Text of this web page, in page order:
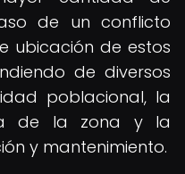
de un conflicto
ubicación de estos
de diversos
poblacional, la
de la zona y la
y mantenimiento.